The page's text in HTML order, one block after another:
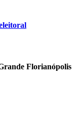
Florianópolis